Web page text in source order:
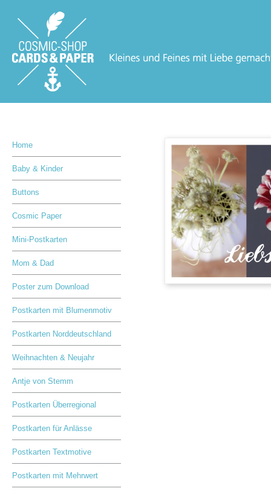
Home
Baby & Kinder
Buttons
Cosmic Paper
Mini-Postkarten
Mom & Dad
Poster zum Download
Postkarten mit Blumenmotiv
Postkarten Norddeutschland
Weihnachten & Neujahr
Antje von Stemm
Postkarten Überregional
Postkarten für Anlässe
Postkarten Textmotive
Postkarten mit Mehrwert